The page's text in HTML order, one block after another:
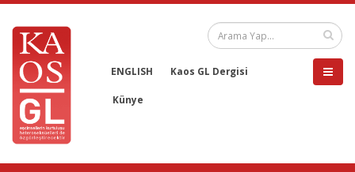
ENGLISH Kaos GL Dergisi
Künye